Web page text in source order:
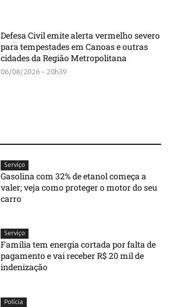
Defesa Civil emite alerta vermelho severo
para tempestades em Canoas e outras
cidades da Região Metropolitana
06/08/2026 - 20h39
Serviço
Gasolina com 32% de etanol começa a
valer; veja como proteger o motor do seu
carro
Serviço
Família tem energia cortada por falta de
pagamento e vai receber R$ 20 mil de
indenização
Polícia